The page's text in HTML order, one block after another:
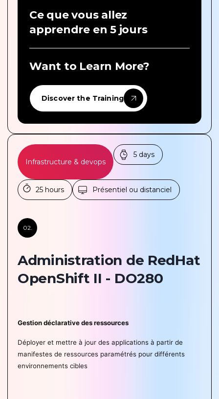
Ce que vous allez
apprendre en 5 jours
Want to Learn More?
Discover the Training
Infrastructure & devops
5 days
25 hours Présentiel ou distanciel
02.
Administration de RedHat
OpenShift II - DO280
Gestion déclarative des ressources
Déployer et mettre à jour des applications à partir de
manifestes de ressources paramétrés pour différents
environnements cibles